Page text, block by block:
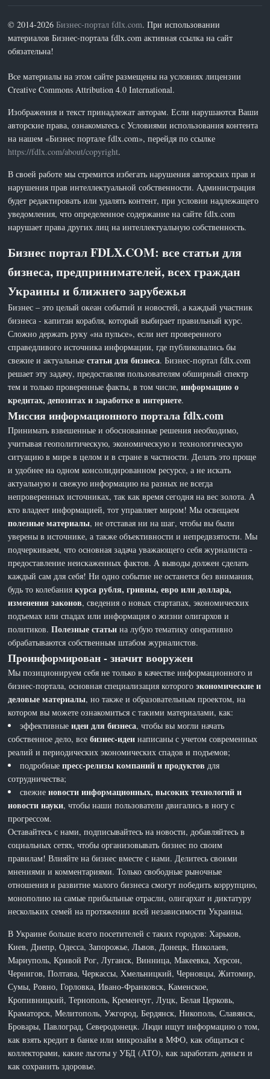
© 2014-2026Бизнес-портал fdlx.com. При использовании
материалов Бизнес-портала fdlx.com активная ссылка на сайт
обязательна!
Все материалы на этом сайте размещены на условиях лицензии
Creative Commons Attribution 4.0 International.
Изображения и текст принадлежат авторам. Если нарушаются Ваши
авторские права, ознакомьтесь с Условиями использования контента
на нашем «Бизнес портале fdlx.com», перейдя по ссылке
https://fdlx.com/about/copyright.
В своей работе мы стремится избегать нарушения авторских прав и
нарушения прав интеллектуальной собственности. Администрация
будет редактировать или удалять контент, при условии надлежащего
уведомления, что определенное содержание на сайте fdlx.com
нарушает права других лиц на интеллектуальную собственность.
Бизнес портал FDLX.COM: все статьи для
бизнеса, предпринимателей, всех граждан
Украины и ближнего зарубежья
Бизнес – это целый океан событий и новостей, а каждый участник
бизнеса - капитан корабля, который выбирает правильный курс.
Сложно держать руку «на пульсе», если нет проверенного
справедливого источника информации, где публиковались бы
свежие и актуальныестатьи для бизнеса. Бизнес-портал fdlx.com
решает эту задачу, предоставляя пользователям обширный спектр
тем и только проверенные факты, в том числе,информацию о
кредитах, депозитах и заработке в интернете.
Миссия информационного портала fdlx.com
Принимать взвешенные и обоснованные решения необходимо,
учитывая геополитическую, экономическую и технологическую
ситуацию в мире в целом и в стране в частности. Делать это проще
и удобнее на одном консолидированном ресурсе, а не искать
актуальную и свежую информацию на разных не всегда
непроверенных источниках, так как время сегодня на вес золота. А
кто владеет информацией, тот управляет миром! Мы освещаем
полезные материалы, не отставая ни на шаг, чтобы вы были
уверены в источнике, а также объективности и непредвзятости. Мы
подчеркиваем, что основная задача уважающего себя журналиста -
предоставление неискаженных фактов. А выводы должен сделать
каждый сам для себя! Ни одно событие не останется без внимания,
будь то колебаниякурса рубля, гривны, евро или доллара,
изменения законов, сведения о новых стартапах, экономических
подъемах или спадах или информация о жизни олигархов и
политиков.Полезные статьи на лубую тематику оперативно
обрабатываются собственным штабом журналистов.
Проинформирован - значит вооружен
Мы позиционируем себя не только в качестве информационного и
бизнес-портала, основная специализация которогоэкономические и
деловые материалы, но также и образовательным проектом, на
котором вы можете ознакомиться с такими материалами, как:
эффективныеидеи для бизнеса, чтобы вы могли начать
собственное дело, всебизнес-идеи написаны с учетом современных
реалий и периодических экономических спадов и подъемов;
подробныепресс-релизы компаний и продуктов для
сотрудничества;
свежиеновости информационных, высоких технологий и
новости науки, чтобы наши пользователи двигались в ногу с
прогрессом.
Оставайтесь с нами, подписывайтесь на новости, добавляйтесь в
социальных сетях, чтобы организовывать бизнес по своим
правилам! Влияйте на бизнес вместе с нами. Делитесь своими
мнениями и комментариями. Только свободные рыночные
отношения и развитие малого бизнеса смогут победить коррупцию,
монополию на самые прибыльные отрасли, олигархат и диктатуру
нескольких семей на протяжении всей независимости Украины.
В Украине больше всего посетителей с таких городов: Харьков,
Киев, Днепр, Одесса, Запорожье, Львов, Донецк, Николаев,
Мариуполь, Кривой Рог, Луганск, Винница, Макеевка, Херсон,
Чернигов, Полтава, Черкассы, Хмельницкий, Черновцы, Житомир,
Сумы, Ровно, Горловка, Ивано-Франковск, Каменское,
Кропивницкий, Тернополь, Кременчуг, Луцк, Белая Церковь,
Краматорск, Мелитополь, Ужгород, Бердянск, Никополь, Славянск,
Бровары, Павлоград, Северодонецк. Люди ищут информацию о том,
как взять кредит в банке или микрозайм в МФО, как общаться с
коллекторами, какие льготы у УБД (АТО), как заработать деньги и
как сохранить здоровье.